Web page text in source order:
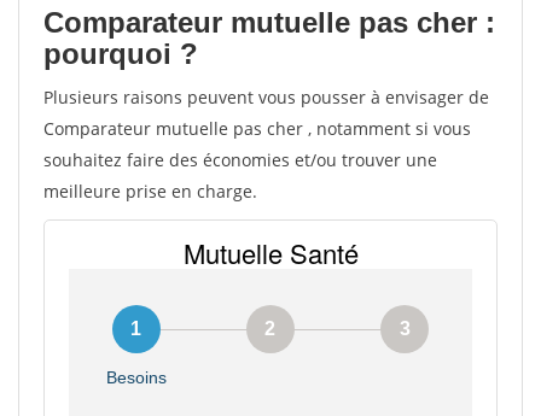
Comparateur mutuelle pas cher :
pourquoi ?
Plusieurs raisons peuvent vous pousser à envisager de
Comparateur mutuelle pas cher , notamment si vous
souhaitez faire des économies et/ou trouver une
meilleure prise en charge.